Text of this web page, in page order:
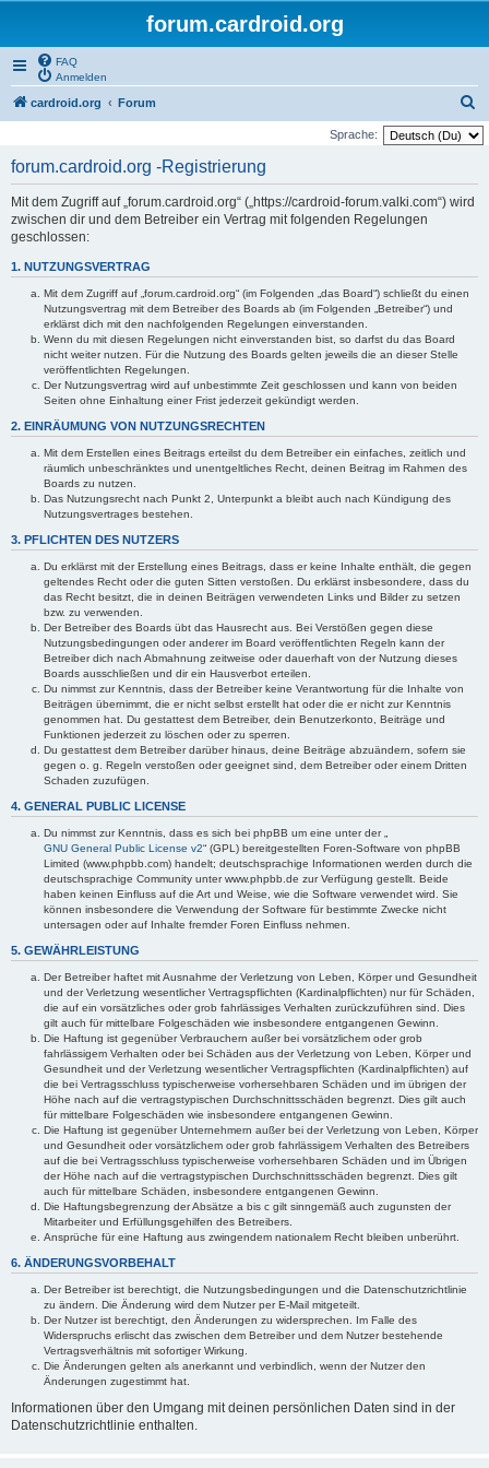
forum.cardroid.org
FAQ
Anmelden
cardroid.org Forum
u
Sprache:
forum.cardroid.org -Registrierung
Mit dem Zugriff auf „forum.cardroid.org“ („https://cardroid-forum.valki.com“) wird
zwischen dir und dem Betreiber ein Vertrag mit folgenden Regelungen
geschlossen:
1. NUTZUNGSVERTRAG
Mit dem Zugriff auf „forum.cardroid.org“ (im Folgenden „das Board“) schließt du einen
Nutzungsvertrag mit dem Betreiber des Boards ab (im Folgenden „Betreiber“) und
erklärst dich mit den nachfolgenden Regelungen einverstanden.
Wenn du mit diesen Regelungen nicht einverstanden bist, so darfst du das Board
nicht weiter nutzen. Für die Nutzung des Boards gelten jeweils die an dieser Stelle
veröffentlichten Regelungen.
Der Nutzungsvertrag wird auf unbestimmte Zeit geschlossen und kann von beiden
Seiten ohne Einhaltung einer Frist jederzeit gekündigt werden.
2. EINRÄUMUNG VON NUTZUNGSRECHTEN
Mit dem Erstellen eines Beitrags erteilst du dem Betreiber ein einfaches, zeitlich und
räumlich unbeschränktes und unentgeltliches Recht, deinen Beitrag im Rahmen des
Boards zu nutzen.
Das Nutzungsrecht nach Punkt 2, Unterpunkt a bleibt auch nach Kündigung des
Nutzungsvertrages bestehen.
3. PFLICHTEN DES NUTZERS
Du erklärst mit der Erstellung eines Beitrags, dass er keine Inhalte enthält, die gegen
geltendes Recht oder die guten Sitten verstoßen. Du erklärst insbesondere, dass du
das Recht besitzt, die in deinen Beiträgen verwendeten Links und Bilder zu setzen
bzw. zu verwenden.
Der Betreiber des Boards übt das Hausrecht aus. Bei Verstößen gegen diese
Nutzungsbedingungen oder anderer im Board veröffentlichten Regeln kann der
Betreiber dich nach Abmahnung zeitweise oder dauerhaft von der Nutzung dieses
Boards ausschließen und dir ein Hausverbot erteilen.
Du nimmst zur Kenntnis, dass der Betreiber keine Verantwortung für die Inhalte von
Beiträgen übernimmt, die er nicht selbst erstellt hat oder die er nicht zur Kenntnis
genommen hat. Du gestattest dem Betreiber, dein Benutzerkonto, Beiträge und
Funktionen jederzeit zu löschen oder zu sperren.
Du gestattest dem Betreiber darüber hinaus, deine Beiträge abzuändern, sofern sie
gegen o. g. Regeln verstoßen oder geeignet sind, dem Betreiber oder einem Dritten
Schaden zuzufügen.
4. GENERAL PUBLIC LICENSE
Du nimmst zur Kenntnis, dass es sich bei phpBB um eine unter der „
GNU General Public License v2“ (GPL) bereitgestellten Foren-Software von phpBB
Limited (www.phpbb.com) handelt; deutschsprachige Informationen werden durch die
deutschsprachige Community unter www.phpbb.de zur Verfügung gestellt. Beide
haben keinen Einfluss auf die Art und Weise, wie die Software verwendet wird. Sie
können insbesondere die Verwendung der Software für bestimmte Zwecke nicht
untersagen oder auf Inhalte fremder Foren Einfluss nehmen.
5. GEWÄHRLEISTUNG
Der Betreiber haftet mit Ausnahme der Verletzung von Leben, Körper und Gesundheit
und der Verletzung wesentlicher Vertragspflichten (Kardinalpflichten) nur für Schäden,
die auf ein vorsätzliches oder grob fahrlässiges Verhalten zurückzuführen sind. Dies
gilt auch für mittelbare Folgeschäden wie insbesondere entgangenen Gewinn.
Die Haftung ist gegenüber Verbrauchern außer bei vorsätzlichem oder grob
fahrlässigem Verhalten oder bei Schäden aus der Verletzung von Leben, Körper und
Gesundheit und der Verletzung wesentlicher Vertragspflichten (Kardinalpflichten) auf
die bei Vertragsschluss typischerweise vorhersehbaren Schäden und im übrigen der
Höhe nach auf die vertragstypischen Durchschnittsschäden begrenzt. Dies gilt auch
für mittelbare Folgeschäden wie insbesondere entgangenen Gewinn.
Die Haftung ist gegenüber Unternehmern außer bei der Verletzung von Leben, Körper
und Gesundheit oder vorsätzlichem oder grob fahrlässigem Verhalten des Betreibers
auf die bei Vertragsschluss typischerweise vorhersehbaren Schäden und im Übrigen
der Höhe nach auf die vertragstypischen Durchschnittsschäden begrenzt. Dies gilt
auch für mittelbare Schäden, insbesondere entgangenen Gewinn.
Die Haftungsbegrenzung der Absätze a bis c gilt sinngemäß auch zugunsten der
Mitarbeiter und Erfüllungsgehilfen des Betreibers.
Ansprüche für eine Haftung aus zwingendem nationalem Recht bleiben unberührt.
6. ÄNDERUNGSVORBEHALT
Der Betreiber ist berechtigt, die Nutzungsbedingungen und die Datenschutzrichtlinie
zu ändern. Die Änderung wird dem Nutzer per E-Mail mitgeteilt.
Der Nutzer ist berechtigt, den Änderungen zu widersprechen. Im Falle des
Widerspruchs erlischt das zwischen dem Betreiber und dem Nutzer bestehende
Vertragsverhältnis mit sofortiger Wirkung.
Die Änderungen gelten als anerkannt und verbindlich, wenn der Nutzer den
Änderungen zugestimmt hat.
Informationen über den Umgang mit deinen persönlichen Daten sind in der
Datenschutzrichtlinie enthalten.